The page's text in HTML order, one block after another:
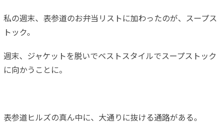
私の週末、表参道のお弁当リストに加わったのが、スープス
トック。
週末、ジャケットを脱いでベストスタイルでスープストック
に向かうことに。
表参道ヒルズの真ん中に、大通りに抜ける通路がある。